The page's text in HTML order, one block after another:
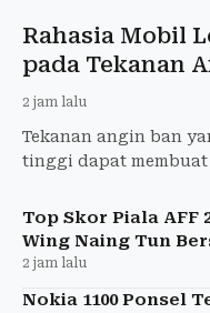
Rahasia Mobil
pada Tekanan
2 jam lalu
Tekanan angin ban
tinggi dapat membuat
ideal dan manfaat
Top Skor Piala AFF
Wing Naing Tun
2 jam lalu
Nokia 1100 Ponsel